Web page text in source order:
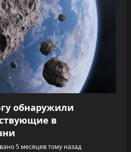
обнаружили
в
5 месяцев тому назад